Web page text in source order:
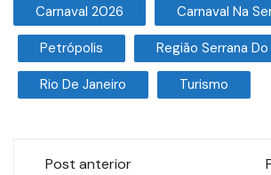
Carnaval 2026 Carnaval Na
Petrópolis Região Serrana Do
Rio De Janeiro Turismo
Post anterior